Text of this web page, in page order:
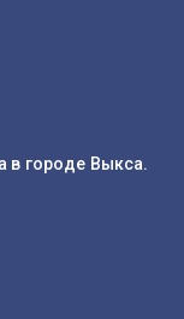
в городе Выкса.